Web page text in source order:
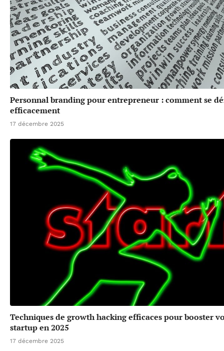
Personnal branding pour entrepreneur : comment se
efficacement
17 décembre 2025
Techniques de growth hacking efficaces pour booster
startup en 2025
17 décembre 2025